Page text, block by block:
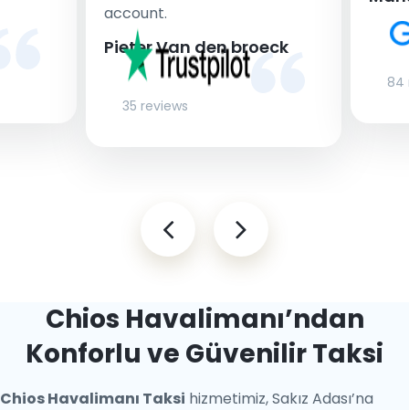
account.
Pieter Van den broeck
35 reviews
84
Chios Havalimanı’ndan
Konforlu ve Güvenilir Taksi
Chios Havalimanı Taksi hizmetimiz, Sakız Adası’na